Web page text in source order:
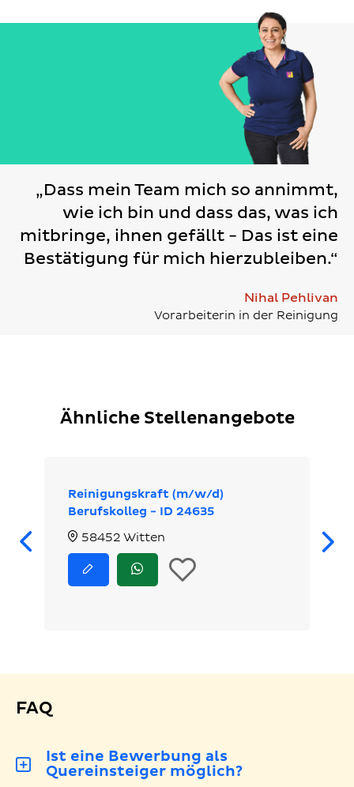
„Dass mein Team mich so annimmt,
wie ich bin und dass das, was ich
mitbringe, ihnen gefällt - Das ist eine
Bestätigung für mich hierzubleiben.“
Nihal Pehlivan
Vorarbeiterin in der Reinigung
Ähnliche Stellenangebote
Zurück
Reinigungskraft (m/w/d)
Berufskolleg - ID 24635
58452 Witten
bewerben
Jetzt
via
In
FAQ
Ist eine Bewerbung als
Quereinsteiger möglich?